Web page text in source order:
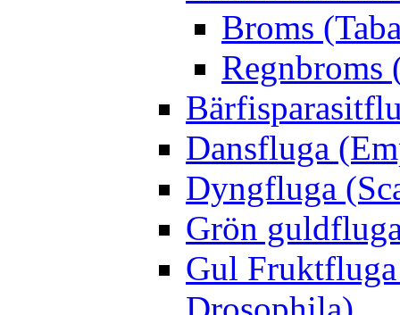
Broms
Regnbroms
Dansfluga
Dyngfluga
Grön
Gul